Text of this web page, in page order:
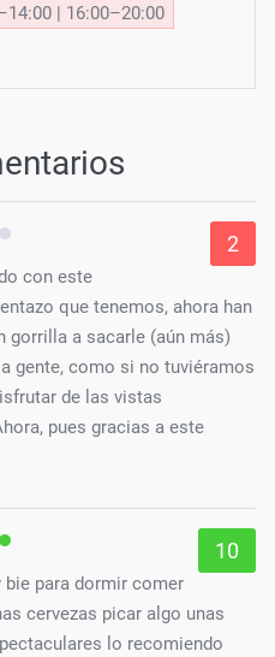
| 16:00–20:00
2
con este
que tenemos, ahora han
gorrilla a sacarle (aún más)
gente, como si no tuviéramos
de las vistas
pues gracias a este
10
bie para dormir comer
cervezas picar algo unas
lo recomiendo